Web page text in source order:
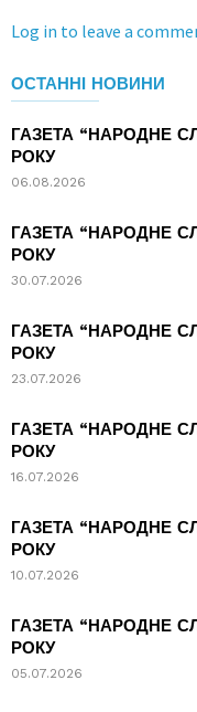
Log in to leave a
ОСТАННІ НОВИНИ
ГАЗЕТА “НАРОДНЕ
РОКУ
06.08.2026
ГАЗЕТА “НАРОДНЕ
РОКУ
30.07.2026
ГАЗЕТА “НАРОДНЕ
РОКУ
23.07.2026
ГАЗЕТА “НАРОДНЕ
РОКУ
16.07.2026
ГАЗЕТА “НАРОДНЕ
РОКУ
10.07.2026
ГАЗЕТА “НАРОДНЕ
РОКУ
05.07.2026